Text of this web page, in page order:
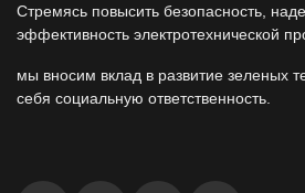
Стремясь повысить безопасность,
эффективность электротехнической
мы вносим вклад в развитие зеленых
себя социальную ответственность.